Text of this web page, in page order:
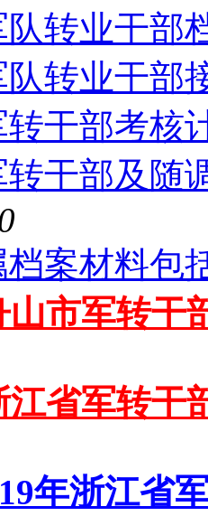
转业干部
转业干部
干部考核
干部及随
档案材料包
山市军转干
江省军转干
年浙江省